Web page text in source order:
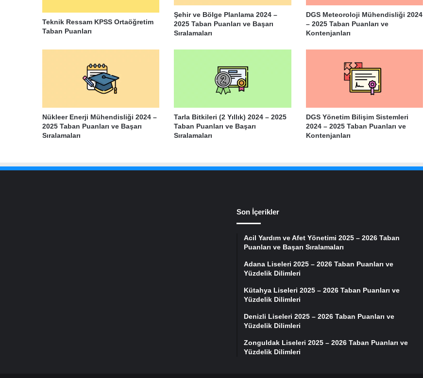
Teknik Ressam KPSS Ortaöğretim
Taban Puanları
Şehir ve Bölge Planlama 2024 –
2025 Taban Puanları ve Başarı
Sıralamaları
DGS Meteoroloji Mühendisliği 2024
– 2025 Taban Puanları ve
Kontenjanları
Nükleer Enerji Mühendisliği 2024 –
2025 Taban Puanları ve Başarı
Sıralamaları
Tarla Bitkileri (2 Yıllık) 2024 – 2025
Taban Puanları ve Başarı
Sıralamaları
DGS Yönetim Bilişim Sistemleri
2024 – 2025 Taban Puanları ve
Kontenjanları
Son İçerikler
Acil Yardım ve Afet Yönetimi 2025 – 2026 Taban
Puanları ve Başarı Sıralamaları
Adana Liseleri 2025 – 2026 Taban Puanları ve
Yüzdelik Dilimleri
Kütahya Liseleri 2025 – 2026 Taban Puanları ve
Yüzdelik Dilimleri
Denizli Liseleri 2025 – 2026 Taban Puanları ve
Yüzdelik Dilimleri
Zonguldak Liseleri 2025 – 2026 Taban Puanları ve
Yüzdelik Dilimleri